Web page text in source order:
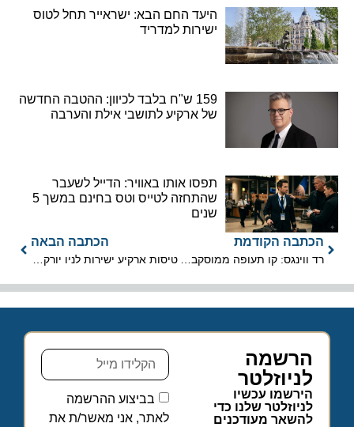
היעד החם הבא: ישראייר תחל לטוס
ישירות למדריד
159 ש"ח בלבד לכיוון: ההטבה החדשה
של ארקיע לתושבי אילת והערבה
תפסו אותו באוויר: הדייל לשעבר
שהתחזה לטייס וטס בחינם במשך 5
שנים
הכתבה הקודמת הכתבה הבאה
הרשמה
לניוזלטר
הירשמו עכשיו
לניוזלטר שלנו כדי
להשאר מעודכנים
בביצוע ההרשמה
לאתר, אני מאשר/ת את